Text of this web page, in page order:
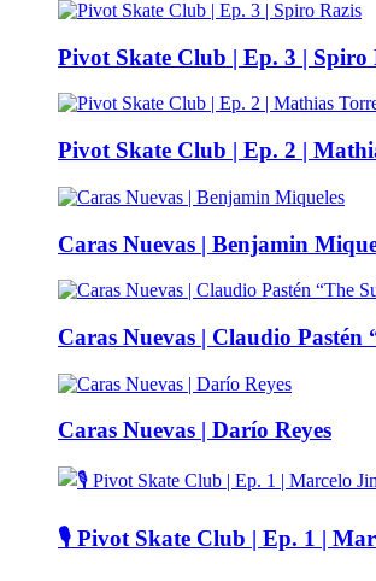
Pivot Skate Club | Ep. 3 | Spiro
Pivot Skate Club | Ep. 2 |
Caras Nuevas | Benjamin
Caras Nuevas | Claudio Pastén
Caras Nuevas | Darío Reyes
🎙️ Pivot Skate Club | Ep. 1 |